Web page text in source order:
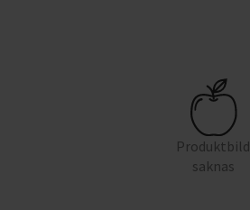
Produktbild
saknas